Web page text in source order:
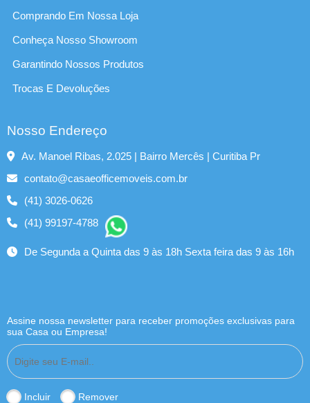
Comprando Em Nossa Loja
Conheça Nosso Showroom
Garantindo Nossos Produtos
Trocas E Devoluções
Nosso Endereço
Av. Manoel Ribas, 2.025 | Bairro Mercês | Curitiba Pr
contato@casaeofficemoveis.com.br
(41) 3026-0626
(41) 99197-4788
De Segunda a Quinta das 9 às 18h Sexta feira das 9 às 16h
Assine nossa newsletter para receber promoções exclusivas para
sua Casa ou Empresa!
Incluir Remover